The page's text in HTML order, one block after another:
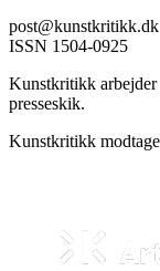
post@kunstkritikk.dk
ISSN 1504-0925
Kunstkritikk
presseskik.
Kunstkritikk